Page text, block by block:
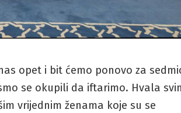
opet i bit ćemo ponovo za
se okupili da iftarimo. Hvala
vrijednim ženama koje su se